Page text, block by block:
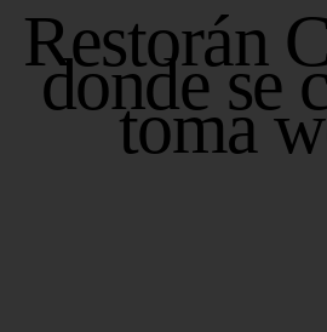
Restorán
donde se
toma